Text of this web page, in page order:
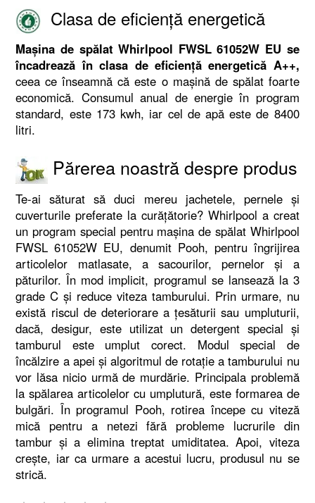
Clasa de eficiență energetică
Mașina de spălat Whirlpool FWSL 61052W EU se
încadrează în clasa de eficiență energetică A++,
ceea ce înseamnă că este o mașină de spălat foarte
economică. Consumul anual de energie în program
standard, este 173 kwh, iar cel de apă este de 8400
litri.
Părerea noastră despre produs
Te-ai săturat să duci mereu jachetele, pernele și
cuverturile preferate la curățătorie? Whirlpool a creat
un program special pentru mașina de spălat Whirlpool
FWSL 61052W EU, denumit Pooh, pentru îngrijirea
articolelor matlasate, a sacourilor, pernelor și a
păturilor. În mod implicit, programul se lansează la 3
grade C și reduce viteza tamburului. Prin urmare, nu
există riscul de deteriorare a țesăturii sau umpluturii,
dacă, desigur, este utilizat un detergent special și
tamburul este umplut corect. Modul special de
încălzire a apei și algoritmul de rotație a tamburului nu
vor lăsa nicio urmă de murdărie. Principala problemă
la spălarea articolelor cu umplutură, este formarea de
bulgări. În programul Pooh, rotirea începe cu viteză
mică pentru a netezi fără probleme lucrurile din
tambur și a elimina treptat umiditatea. Apoi, viteza
crește, iar ca urmare a acestui lucru, produsul nu se
strică.